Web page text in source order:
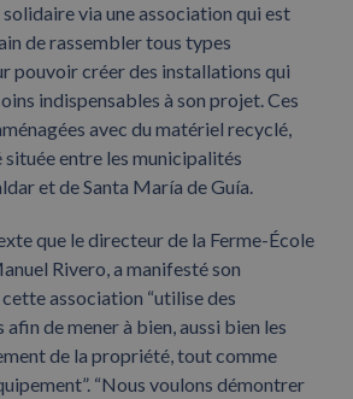
via une association qui est
de rassembler tous types
pouvoir créer des installations qui
indispensables à son projet. Ces
avec du matériel recyclé,
entre les municipalités
et de Santa María de Guía.
que le directeur de la Ferme-École
Rivero, a manifesté son
association “utilise des
de mener à bien, aussi bien les
de la propriété, tout comme
“Nous voulons démontrer